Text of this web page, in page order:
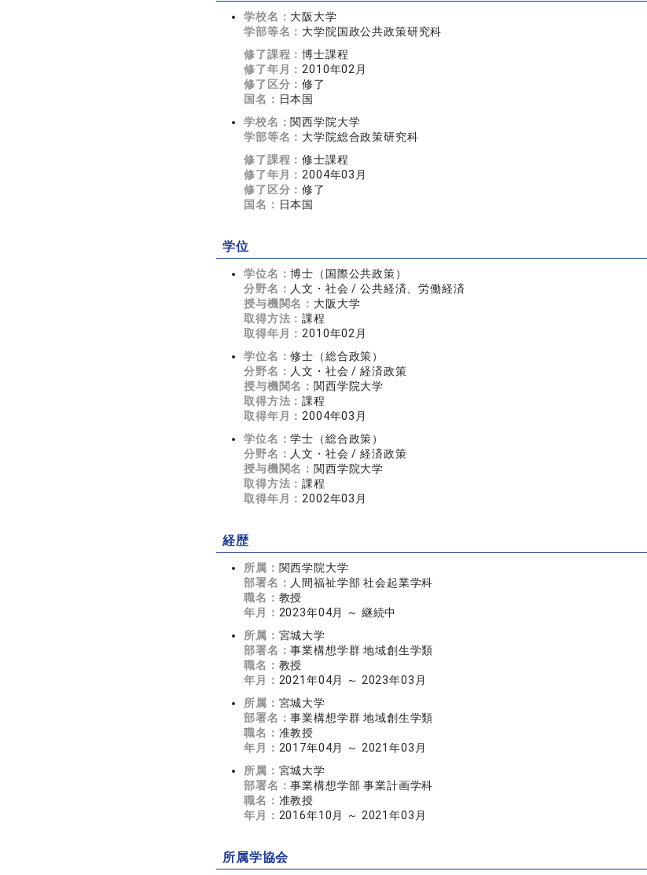
学校名： 大阪大学
学部等名： 大学院国政公共政策研究科
修了課程：博士課程
修了年月： 2010年02月
修了区分：修了
国名： 日本国
学校名： 関西学院大学
学部等名： 大学院総合政策研究科
修了課程：修士課程
修了年月： 2004年03月
修了区分：修了
国名： 日本国
学位
学位名：博士（国際公共政策）
分野名： 人文・社会 / 公共経済、労働経済
授与機関名： 大阪大学
取得方法：課程
取得年月： 2010年02月
学位名：修士（総合政策）
分野名： 人文・社会 / 経済政策
授与機関名： 関西学院大学
取得方法：課程
取得年月： 2004年03月
学位名：学士（総合政策）
分野名： 人文・社会 / 経済政策
授与機関名： 関西学院大学
取得方法：課程
取得年月： 2002年03月
経歴
所属： 関西学院大学
部署名： 人間福祉学部 社会起業学科
職名： 教授
年月： 2023年04月 ～ 継続中
所属： 宮城大学
部署名：事業構想学群 地域創生学類
職名： 教授
年月： 2021年04月 ～ 2023年03月
所属： 宮城大学
部署名：事業構想学群 地域創生学類
職名： 准教授
年月： 2017年04月 ～ 2021年03月
所属： 宮城大学
部署名：事業構想学部 事業計画学科
職名： 准教授
年月： 2016年10月 ～ 2021年03月
所属学協会